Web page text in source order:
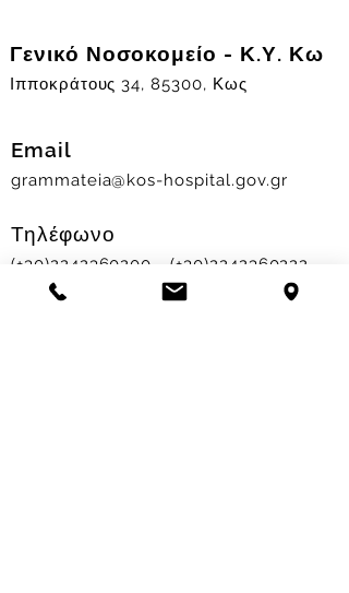
Γενικό Νοσοκομείο - Κ.Υ. Κω
Ιπποκράτους 34, 85300, Κως
Email
grammateia@kos-hospital.gov.gr
Τηλέφωνο
(+30)2242360200 - (+30)2242360222